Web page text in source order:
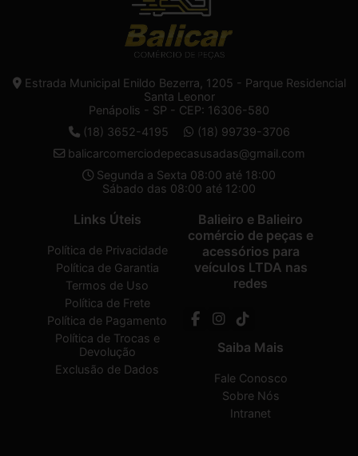
Estrada Municipal Enildo Bezerra, 1205 - Parque Residencial
Santa Leonor
Penápolis - SP - CEP: 16306-580
(18) 3652-4195
(18) 99739-3706
balicarcomerciodepecasusadas@gmail.com
Segunda a Sexta 08:00 até 18:00
Sábado das 08:00 até 12:00
Links Úteis
Política de Privacidade
Política de Garantia
Termos de Uso
Política de Frete
Política de Pagamento
Política de Trocas e
Devolução
Exclusão de Dados
Balieiro e Balieiro
comércio de peças e
acessórios para
veículos LTDA nas
redes
Saiba Mais
Fale Conosco
Sobre Nós
Intranet